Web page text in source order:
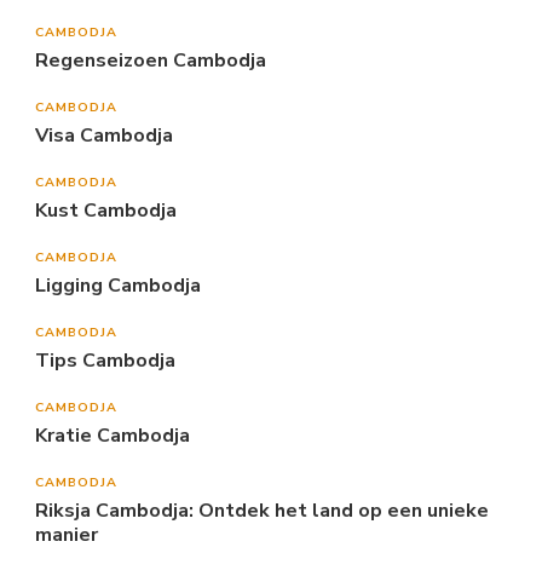
CAMBODJA
Regenseizoen Cambodja
CAMBODJA
Visa Cambodja
CAMBODJA
Kust Cambodja
CAMBODJA
Ligging Cambodja
CAMBODJA
Tips Cambodja
CAMBODJA
Kratie Cambodja
CAMBODJA
Riksja Cambodja: Ontdek het land op een unieke
manier